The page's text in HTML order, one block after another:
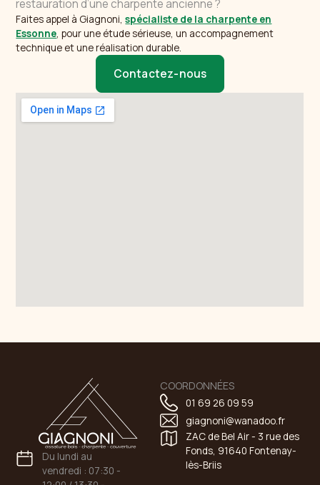
restauration d’une charpente ancienne ?
Faites appel à Giagnoni,spécialiste de la charpente en
Essonne, pour une étude sérieuse, un accompagnement
technique et une réalisation durable.
Contactez-nous
Du lundi au
vendredi : 07:30 -
COORDONNÉES
01 69 26 09 59
giagnoni@wanadoo.fr
ZAC de Bel Air - 3 rue des
Fonds, 91640 Fontenay-
lès-Briis